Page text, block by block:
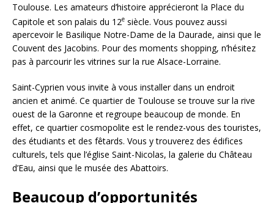
Toulouse. Les amateurs d’histoire apprécieront la Place du
Capitole et son palais du 12e siècle. Vous pouvez aussi
apercevoir le Basilique Notre-Dame de la Daurade, ainsi que le
Couvent des Jacobins. Pour des moments shopping, n’hésitez
pas à parcourir les vitrines sur la rue Alsace-Lorraine.
Saint-Cyprien vous invite à vous installer dans un endroit
ancien et animé. Ce quartier de Toulouse se trouve sur la rive
ouest de la Garonne et regroupe beaucoup de monde. En
effet, ce quartier cosmopolite est le rendez-vous des touristes,
des étudiants et des fêtards. Vous y trouverez des édifices
culturels, tels que l’église Saint-Nicolas, la galerie du Château
d’Eau, ainsi que le musée des Abattoirs.
Beaucoup d’opportunités